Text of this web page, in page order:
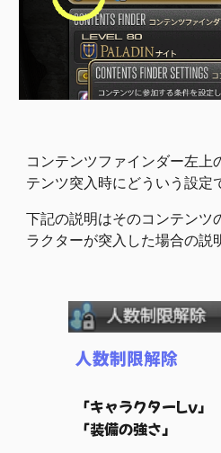
コンテンツファインダー左上
テンツ突入時にどういう設定
下記の説明はそのコンテンツ
ラクターが突入した場合の説
人数制限解除
「キャラクターLv」
「装備の強さ」